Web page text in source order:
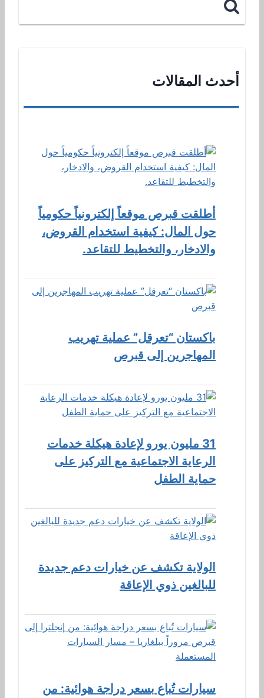
أحدث المقالات
أطلقت قبرص موقعاً إلكترونياً حكومياً
حول المال: كيفية استخدام القروض،
والادخار، والتخطيط للتقاعد.
باكستان “تعرقل” عملية تهريب
المهاجرين إلى قبرص
31 مليون يورو لإعادة هيكلة خدمات
الرعاية الاجتماعية مع التركيز على
حماية الطفل
الولاية تكشف عن خيارات دعم جديدة
للبالغين ذوي الإعاقة
سيارات تُباع بسعر دراجة هوائية: من